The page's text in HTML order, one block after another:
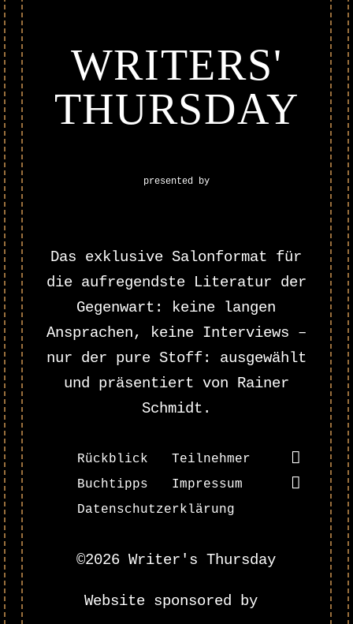
WRITERS'
THURSDAY
presented by
Das exklusive Salonformat für
die aufregendste Literatur der
Gegenwart: keine langen
Ansprachen, keine Interviews –
nur der pure Stoff: ausgewählt
und präsentiert von Rainer
Schmidt.
Rückblick
Teilnehmer
Buchtipps
Impressum
Datenschutzerklärung
©2026 Writer's Thursday
Website sponsored by